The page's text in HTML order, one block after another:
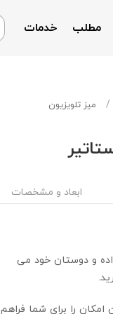
مطلب خدمات
میز تلویزیون
ابعاد و مشخصات
و دوستان خود می
امکان را برای شما فراهم